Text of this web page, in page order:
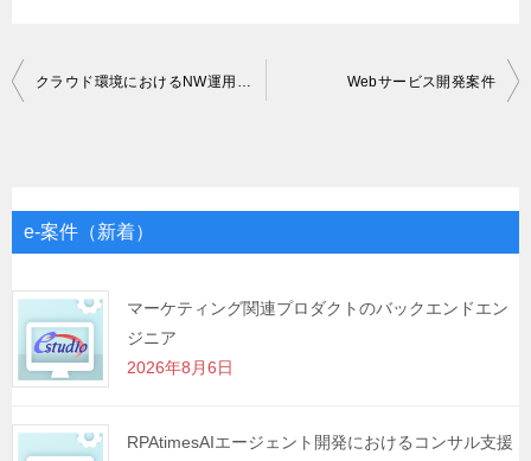
投
ゲ
シ
ョ
ン
クラウド環境におけるNW運用・保守 Webサービス開発案件
e-案件（新着）
マーケティング関連プロダクトのバックエンドエン
ジニア
2026年8月6日
RPAtimesAIエージェント開発におけるコンサル支援